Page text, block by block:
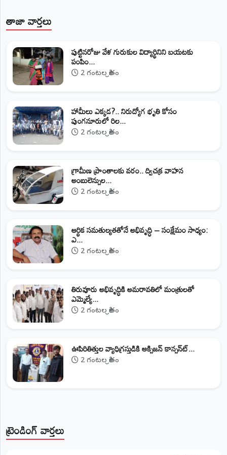
ట్రెండింగ్ వార్తలు
తాజా వార్తలు
పుట్టినరోజు వేళ గురుకుల విద్యార్థినిని బయటకు
పంపిం...
2 గంటల క్రితం
హామీలు ఎక్కడ?.. నిరుద్యోగ భృతి కోసం
పుంగనూరులో రిల...
2 గంటల క్రితం
గ్రామీణ ప్రాంతాలకు వరం.. ద్విచక్ర వాహన
అంబులెన్సుల...
2 గంటల క్రితం
ఆర్థిక సమతుల్యతతోనే అభివృద్ధి – సంక్షేమం సాధ్యం:
ఎ...
2 గంటల క్రితం
తిరువూరు అభివృద్ధికి అమరావతిలో మంత్రులతో
ఎమ్మెల్యే...
2 గంటల క్రితం
ఊపిరితిత్తుల వ్యాధిగ్రస్తుడికి ఆక్సిజన్ కాన్సన్‌ట్...
2 గంటల క్రితం